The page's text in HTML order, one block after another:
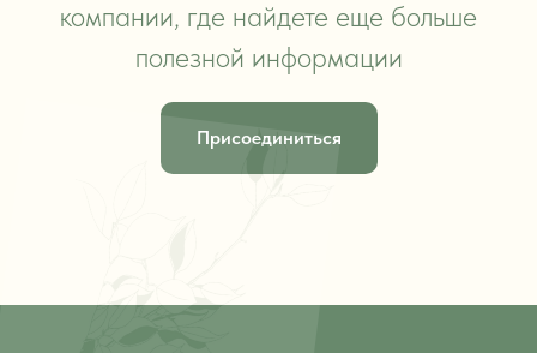
компании, где найдете еще больше
полезной информации
Присоединиться